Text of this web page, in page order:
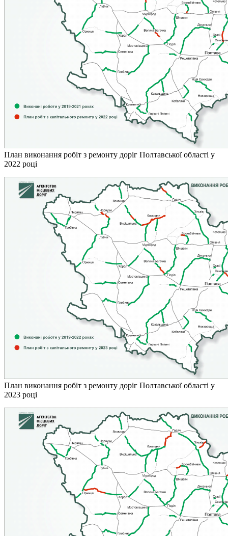
План виконання робіт з ремонту доріг Полтавської області у
2022 році
План виконання робіт з ремонту доріг Полтавської області у
2023 році